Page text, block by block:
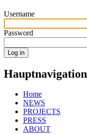
Username
Password
Hauptnavigation
Home
NEWS
PROJECTS
PRESS
ABOUT